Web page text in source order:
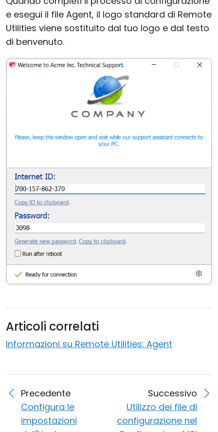
e esegui il file Agent, il logo standard di Remote
Utilities viene sostituito dal tuo logo e dal testo
di benvenuto.
Articoli correlati
Informazioni su Remote Utilities: Agent
Precedente
Configura le
impostazioni
Successivo
Utilizzo dei file di
configurazione nel